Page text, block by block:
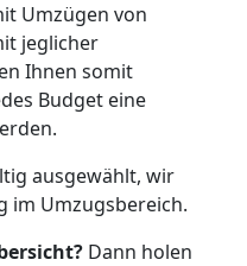
Umzügen von
jeglicher
Ihnen somit
Budget eine
ausgewählt, wir
im Umzugsbereich.
Dann holen